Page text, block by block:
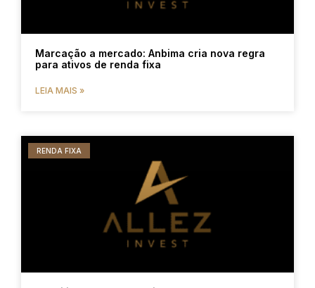
Marcação a mercado: Anbima cria nova regra
para ativos de renda fixa
LEIA MAIS »
RENDA FIXA